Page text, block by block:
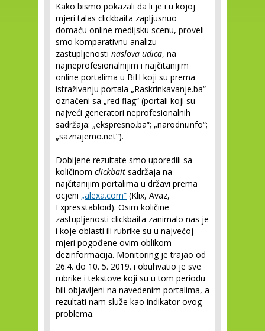
Kako bismo pokazali da li je i u kojoj
mjeri talas clickbaita zapljusnuo
domaću online medijsku scenu, proveli
smo komparativnu analizu
zastupljenosti naslova udica, na
najneprofesionalnijim i najčitanijim
online portalima u BiH koji su prema
istraživanju portala „Raskrinkavanje.ba“
označeni sa „red flag“ (portali koji su
najveći generatori neprofesionalnih
sadržaja: „ekspresno.ba“; „narodni.info“;
„saznajemo.net“).
Dobijene rezultate smo uporedili sa
količinom clickbait sadržaja na
najčitanijim portalima u državi prema
ocjeni „alexa.com“ (Klix, Avaz,
Expresstabloid). Osim količine
zastupljenosti clickbaita zanimalo nas je
i koje oblasti ili rubrike su u najvećoj
mjeri pogođene ovim oblikom
dezinformacija. Monitoring je trajao od
26.4. do 10. 5. 2019. i obuhvatio je sve
rubrike i tekstove koji su u tom periodu
bili objavljeni na navedenim portalima, a
rezultati nam služe kao indikator ovog
problema.